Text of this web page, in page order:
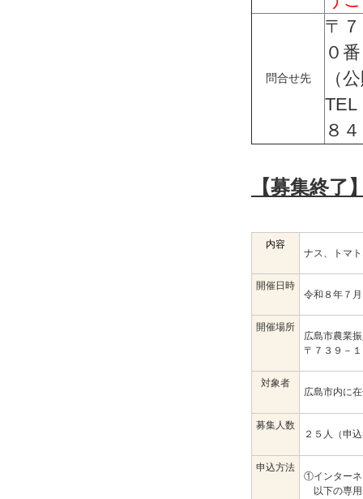
問合せ先
〒
０
（
TEL
８
【募集終了
内容
ナス、トマ
開催日時
令和８年７
開催場所
広島市農業
〒７３９－
対象者
広島市内に
募集人数
２５人（申
申込方法
①インター
以下の専用